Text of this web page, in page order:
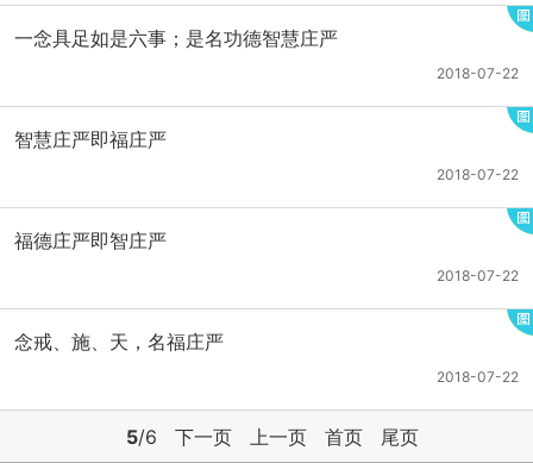
一念具足如是六事；是名功德智慧庄严
2018-07-22
智慧庄严即福庄严
2018-07-22
福德庄严即智庄严
2018-07-22
念戒、施、天，名福庄严
2018-07-22
5/6 下一页 上一页 首页 尾页